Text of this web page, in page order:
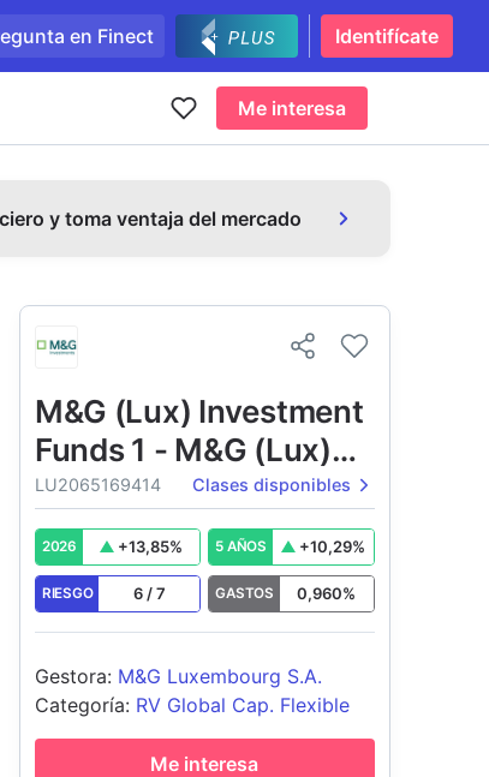
en Finect Identifícate
Me interesa
y toma ventaja del mercado
M&G (Lux) Investment
Funds 1 - M&G (Lux)
Global Maxima Fund
LU2065169414 Clases disponibles
2026 +13,85% 5 AÑOS +10,29%
RIESGO 6/7 GASTOS 0,960%
Gestora: M&G Luxembourg S.A.
Categoría: RV Global Cap. Flexible
Me interesa